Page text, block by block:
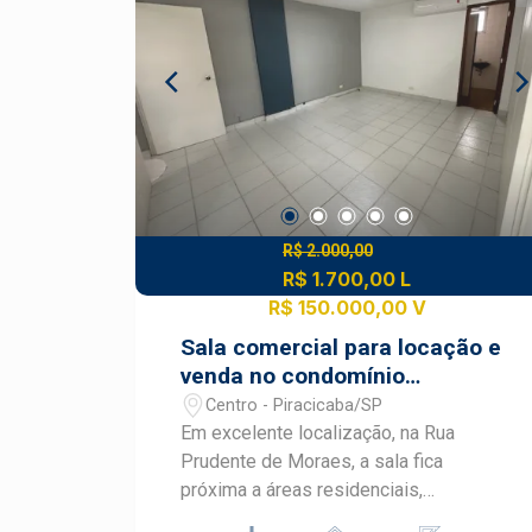
R$ 2.000,00
R$ 1.700,00 L
R$ 150.000,00 V
Sala comercial para locação e
venda no condomínio
Mediterranêo
Centro - Piracicaba/SP
Em excelente localização, na Rua
Prudente de Moraes, a sala fica
próxima a áreas residenciais,